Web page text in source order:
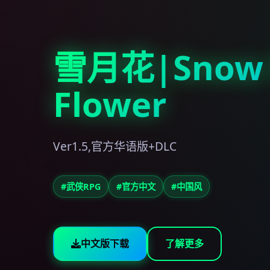
雪月花
Flower
Ver1.5,官方华语版+DLC
#武侠RPG #官方中文 #中国风
中文版下载 了解更多